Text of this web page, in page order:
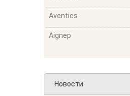
Aventics
Aignep
Новости